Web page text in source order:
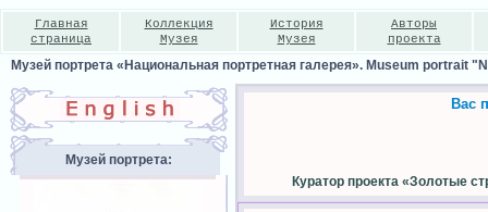
Главная
страница
Коллекция
Музея
История
Музея
Авторы
проекта
Музей портрета «Национальная портретная галерея». Museum portrait
Музей портрета:
Вас
Куратор проекта «Золотые